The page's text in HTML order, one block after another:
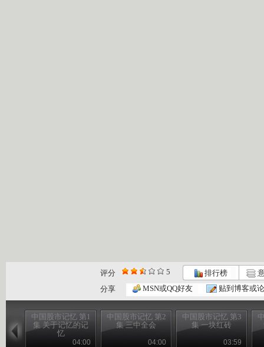
评分 5 排行榜
分享
MSN或QQ好友 贴到博客或
中国股市记忆 第1
集 关于记忆的记
忆
04:00
中国股市记忆 第2
集 三中全会
04:00
中国股市记忆 第3
集 一块红砖
03:59